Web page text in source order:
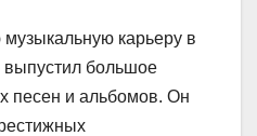
карьеру в
выпустил большое
песен и альбомов. Он